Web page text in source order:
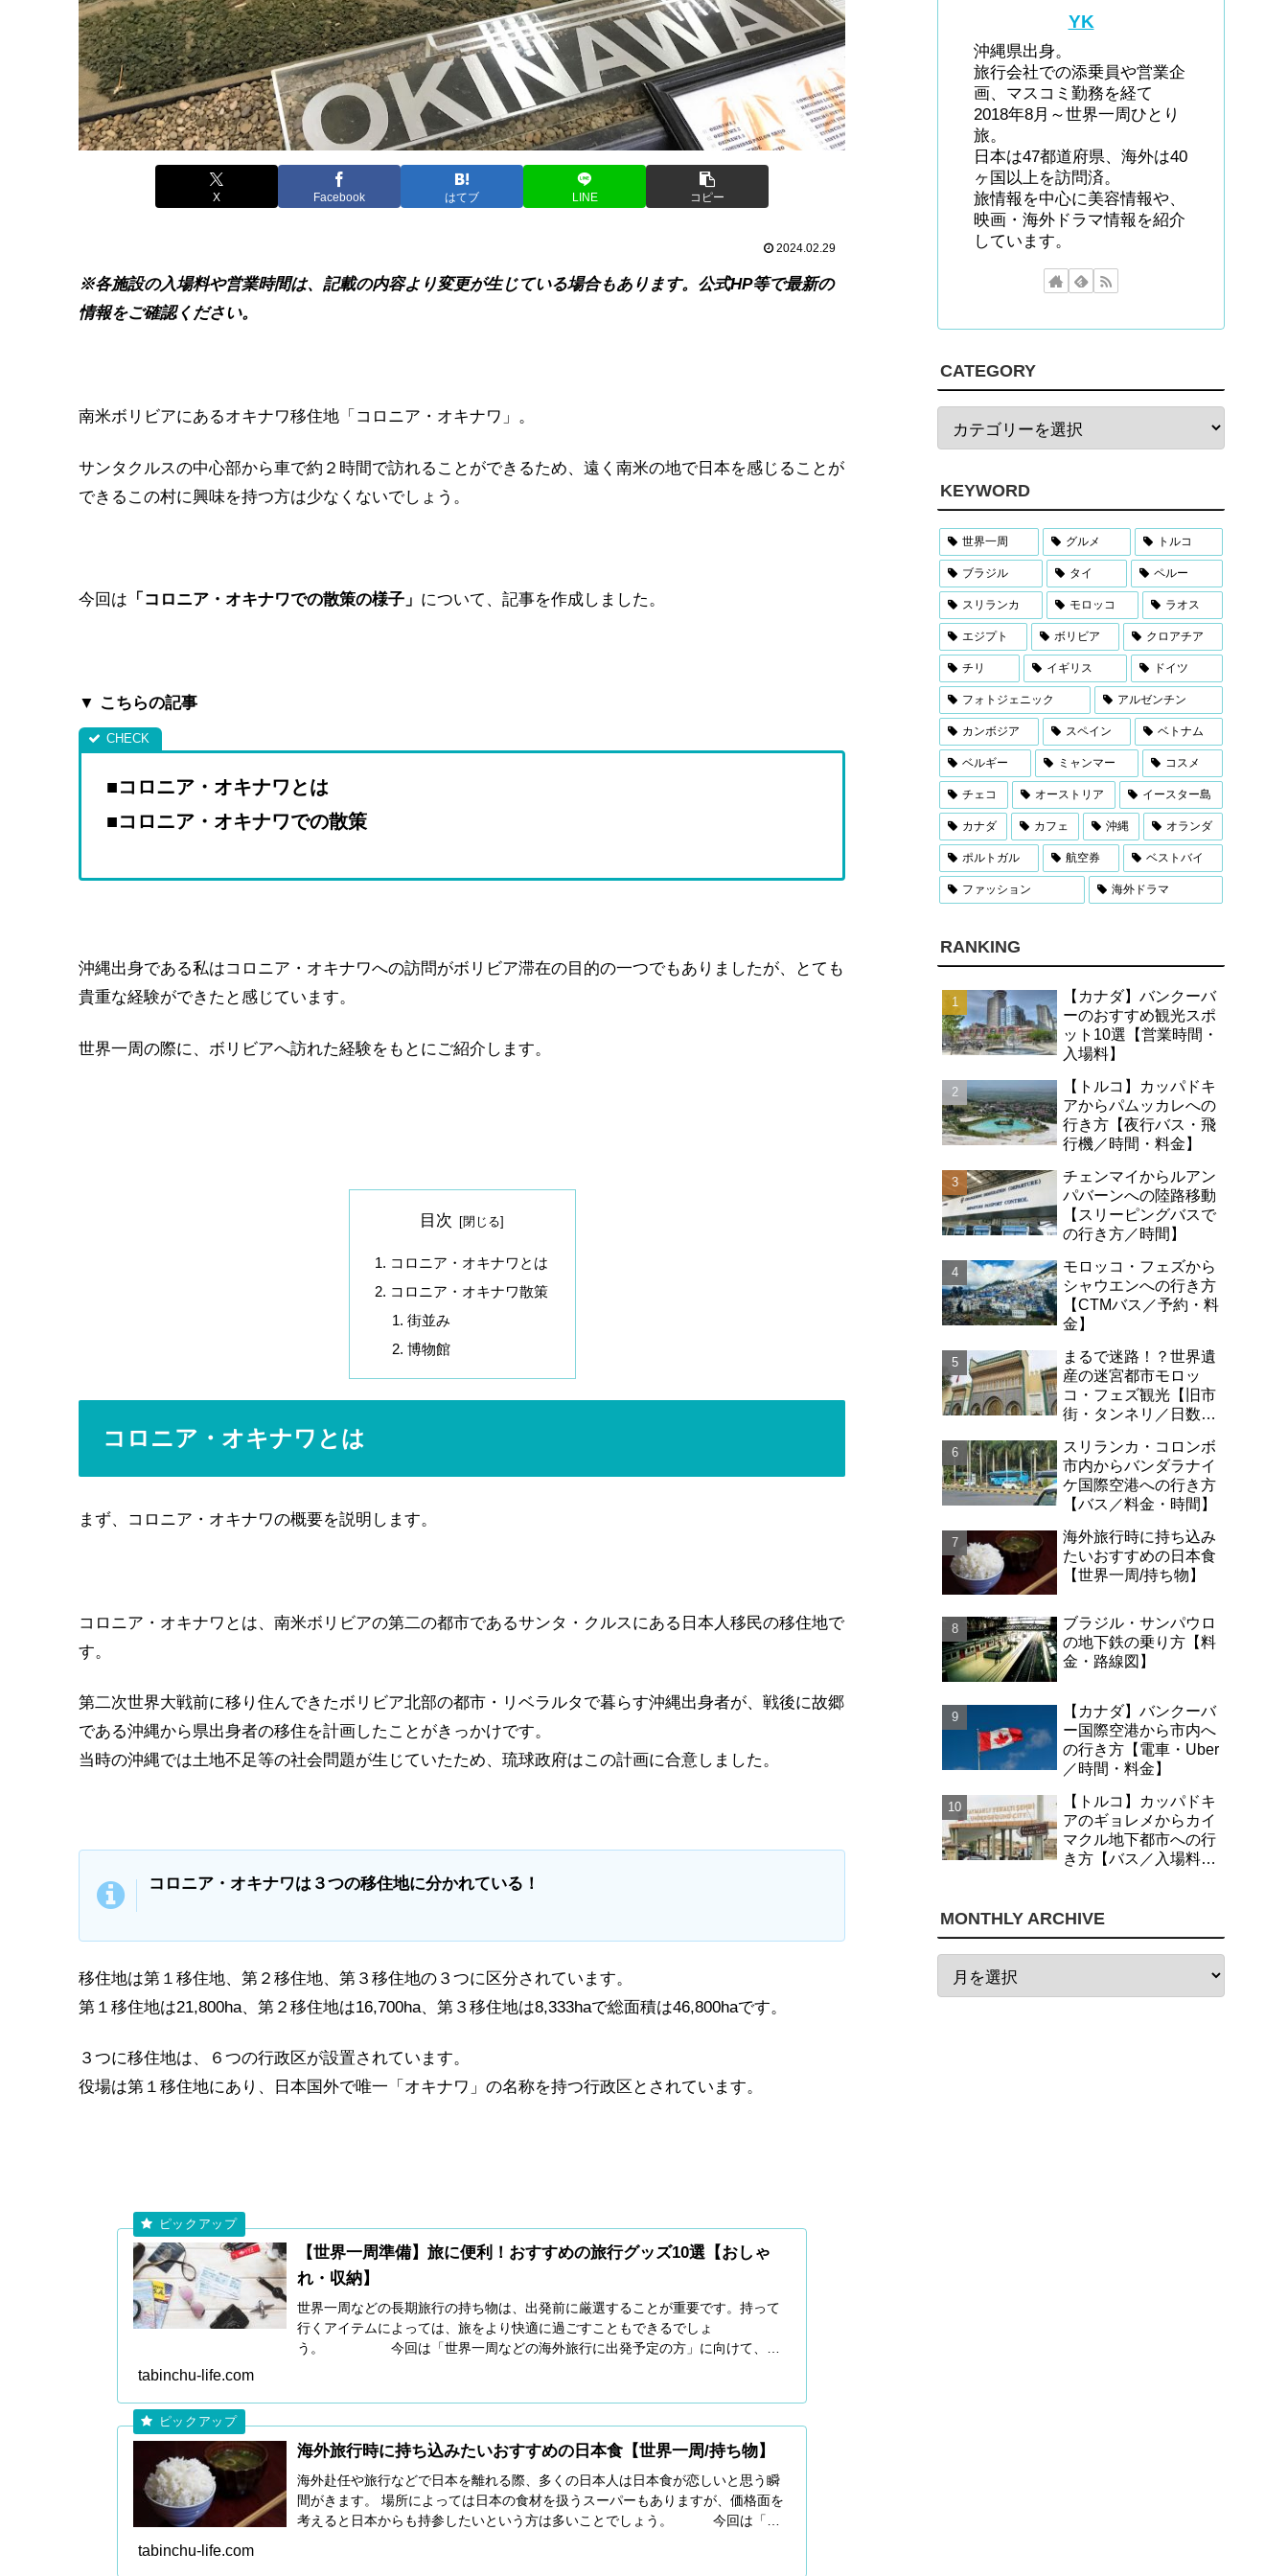
X Facebook はてブ LINE コピー
2024.02.29
※各施設の入場料や営業時間は、記載の内容より変更が生じている場合もあります。公式HP等で最新の
情報をご確認ください。
南米ボリビアにあるオキナワ移住地「コロニア・オキナワ」。
サンタクルスの中心部から車で約２時間で訪れることができるため、遠く南米の地で日本を感じることが
できるこの村に興味を持つ方は少なくないでしょう。
今回は 「コロニア・オキナワでの散策の様子」 について、記事を作成しました。
▼ こちらの記事
■コロニア・オキナワとは
■コロニア・オキナワでの散策
沖縄出身である私はコロニア・オキナワへの訪問がボリビア滞在の目的の一つでもありましたが、とても
貴重な経験ができたと感じています。
世界一周の際に、ボリビアへ訪れた経験をもとにご紹介します。
目次
コロニア・オキナワとは
コロニア・オキナワ散策
街並み
博物館
コロニア・オキナワとは
まず、コロニア・オキナワの概要を説明します。
コロニア・オキナワとは、南米ボリビアの第二の都市であるサンタ・クルスにある日本人移民の移住地で
す。
第二次世界大戦前に移り住んできたボリビア北部の都市・リベラルタで暮らす沖縄出身者が、戦後に故郷
である沖縄から県出身者の移住を計画したことがきっかけです。
当時の沖縄では土地不足等の社会問題が生じていたため、琉球政府はこの計画に合意しました。
コロニア・オキナワは３つの移住地に分かれている！
移住地は第１移住地、第２移住地、第３移住地の３つに区分されています。
第１移住地は21,800ha、第２移住地は16,700ha、第３移住地は8,333haで総面積は46,800haです。
３つに移住地は、６つの行政区が設置されています。
役場は第１移住地にあり、日本国外で唯一「オキナワ」の名称を持つ行政区とされています。
【世界一周準備】旅に便利！おすすめの旅行グッズ10選【おしゃ
れ・収納】
世界一周などの長期旅行の持ち物は、出発前に厳選することが重要です。持って
行くアイテムによっては、旅をより快適に過ごすこともできるでしょ
う。 今回は「世界一周などの海外旅行に出発予定の方」に向けて、記
tabinchu-life.com
海外旅行時に持ち込みたいおすすめの日本食【世界一周/持ち物】
海外赴任や旅行などで日本を離れる際、多くの日本人は日本食が恋しいと思う瞬
間がきます。 場所によっては日本の食材を扱うスーパーもありますが、価格面を
考えると日本からも持参したいという方は多いことでしょう。 今回は「海
tabinchu-life.com
YK
沖縄県出身。
旅行会社での添乗員や営業企
画、マスコミ勤務を経て
2018年8月～世界一周ひとり
旅。
日本は47都道府県、海外は40
ヶ国以上を訪問済。
旅情報を中心に美容情報や、
映画・海外ドラマ情報を紹介
しています。
CATEGORY
KEYWORD
世界一周 グルメ トルコ
ブラジル タイ ペルー
スリランカ モロッコ ラオス
エジプト ボリビア クロアチア
チリ イギリス ドイツ
フォトジェニック アルゼンチン
カンボジア スペイン ベトナム
ベルギー ミャンマー コスメ
チェコ オーストリア イースター島
カナダ カフェ 沖縄 オランダ
ポルトガル 航空券 ベストバイ
ファッション 海外ドラマ
RANKING
【カナダ】バンクーバ
ーのおすすめ観光スポ
ット10選【営業時間・
入場料】
【トルコ】カッパドキ
アからパムッカレへの
行き方【夜行バス・飛
行機／時間・料金】
チェンマイからルアン
パバーンへの陸路移動
【スリーピングバスで
の行き方／時間】
モロッコ・フェズから
シャウエンへの行き方
【CTMバス／予約・料
金】
まるで迷路！？世界遺
産の迷宮都市モロッ
コ・フェズ観光【旧市
街・タンネリ／日数・
スリランカ・コロンボ
市内からバンダラナイ
ケ国際空港への行き方
【バス／料金・時間】
海外旅行時に持ち込み
たいおすすめの日本食
【世界一周/持ち物】
ブラジル・サンパウロ
の地下鉄の乗り方【料
金・路線図】
【カナダ】バンクーバ
ー国際空港から市内へ
の行き方【電車・Uber
／時間・料金】
【トルコ】カッパドキ
アのギョレメからカイ
マクル地下都市への行
き方【バス／入場料・
MONTHLY ARCHIVE